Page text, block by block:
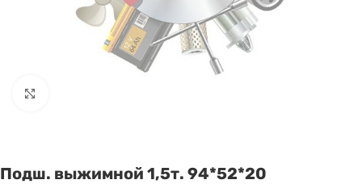
Подш. выжимной 1,5т. 94*52*20